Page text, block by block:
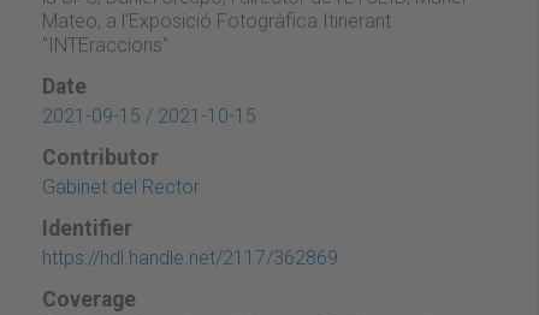
Mateo, a l'Exposició Fotogràfica Itinerant
"INTEraccions"
Date
2021-09-15 / 2021-10-15
Contributor
Gabinet del Rector
Identifier
https://hdl.handle.net/2117/362869
Coverage